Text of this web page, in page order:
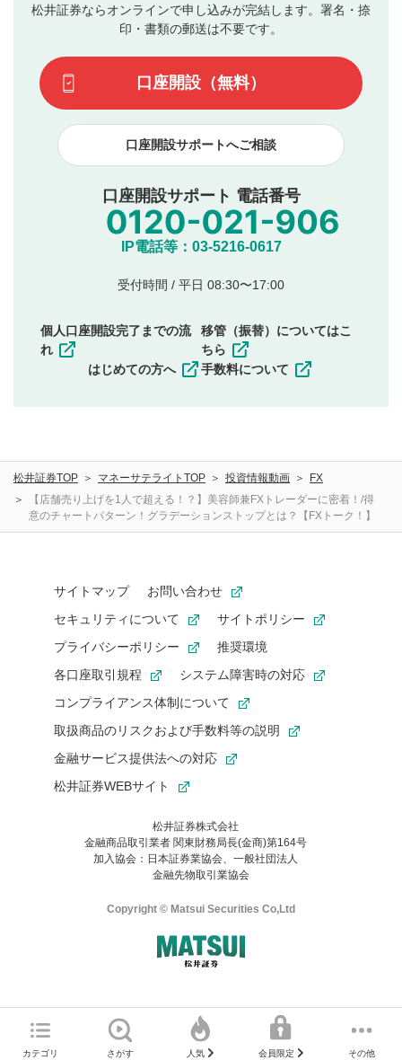
カテゴリ さがす 人気 会員限定 その他
3
動画の評価
です）
評価およびコメントは当社にて審査のうえ、掲載となり
ます。掲載されるまでに日数がかかる場合や掲載されない
てはお答えできません。各動画コンテンツへの掲載をもっ
て結果のご連絡といたします。ご了承ください。
下記の項目に該当すると判断された投稿内容は、掲載を
見合わせる場合がございます。
本動画コンテンツとは無関係の内容の投稿
他者への誹謗中傷や差別的表現投稿
公序良俗に反する内容の投稿
氏名、住所、電話番号など個人を特定できる情報の
他のサイトへの誘導や営利目的、広告・宣伝を目
他者の権利（商標、著作権、その他の知的財産
その他当社が不適切と判断した投稿
一度投稿した評価およびコメントの変更・削除はできま
に関する著作者人格権を行使しないことに同意します。利
用者が投稿したコメントは、当社サービスの広告・宣伝、
利用促進の目的で、印刷物・WEBサイト・SNS等に掲載す
ることがあります。
松井証券ならオンラインで申し込みが完結します。署名・捺
印・書類の郵送は不要です。
口座開設（無料）
口座開設サポートへご相談
口座開設サポート 電話番号
IP電話等：03-5216-0617
受付時間 / 平日 08:30〜17:00
個人口座開設完了までの流
れ
はじめての方へ
移管（振替）についてはこ
ちら
手数料について
松井証券TOP マネーサテライトTOP 投資情報動画
FX
【店舗売り上げを1人で超える！？】美容師兼FXトレーダーに密着！/得
意のチャートパターン！グラデーションストップとは？【FXトーク！】
サイトマップ
お問い合わせ
セキュリティについて
サイトポリシー
プライバシーポリシー
推奨環境
各口座取引規程
システム障害時の対応
コンプライアンス体制について
取扱商品のリスクおよび手数料等の説明
金融サービス提供法への対応
松井証券WEBサイト
松井証券株式会社
金融商品取引業者 関東財務局長(金商)第164号
加入協会：日本証券業協会、一般社団法人
金融先物取引業協会
Copyright © Matsui Securities Co,Ltd
マネーサテライトのWEBサイトへようこそ
直前にご覧いただいていたWEBサイトは、当社が作成したもので
ご利用の環境(Internet Explorer)は、本サイトの推奨環境外のた
め、
一部の機能が正常に動作しない可能性があります。
お気に入り機能は松井証券の会員限定の機能です。
お気に入り登録いただくと、後からいつでもお気に入りのコンテ
ンツを一覧でご確認いただけます。
ご利用いただくには口座開設が必要です。
はご利用の端末で一度ログインしてください。
ログイン